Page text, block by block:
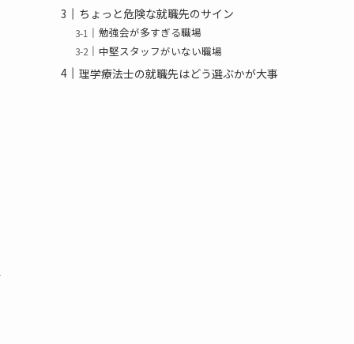
ちょっと危険な就職先のサイン
勉強会が多すぎる職場
中堅スタッフがいない職場
理学療法士の就職先はどう選ぶかが大事